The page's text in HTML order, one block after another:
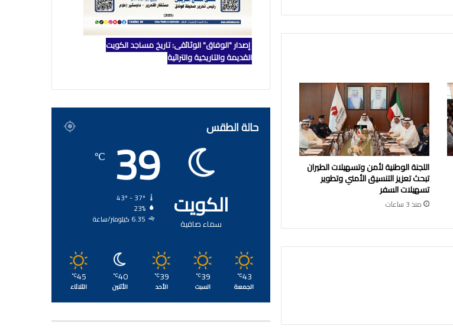
اللجنة الوطنية لأمن وتسهيلات الطيران
تبحث تعزيز التنسيق الأمني وتطوير
تسهيلات السفر
منذ 3 ساعات
إصدار "الوفاق" الوثائقي: تاريخ مساجد الكويت
القديمة والتاريخية والتراثية
حالة الطقس
الكويت
سماء صافية
39
℃
23%
6.35 كيلومتر/ساعة
43
℃
الجمعة
39
℃
السبت
39
℃
الأحد
40
℃
الأثنين
45
℃
الثلاثاء